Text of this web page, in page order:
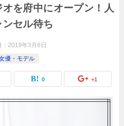
を府中にオープン！人
セル待ち
2019年3月6日
優・モデル
0 +1